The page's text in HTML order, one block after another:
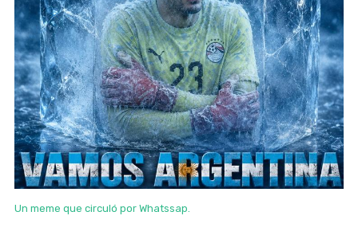
Un meme que circuló por Whatssap.